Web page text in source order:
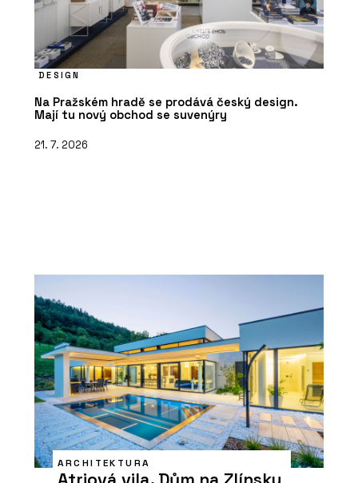
DESIGN
Na Pražském hradě se prodává český design.
Mají tu nový obchod se suvenýry
21. 7. 2026
ARCHITEKTURA